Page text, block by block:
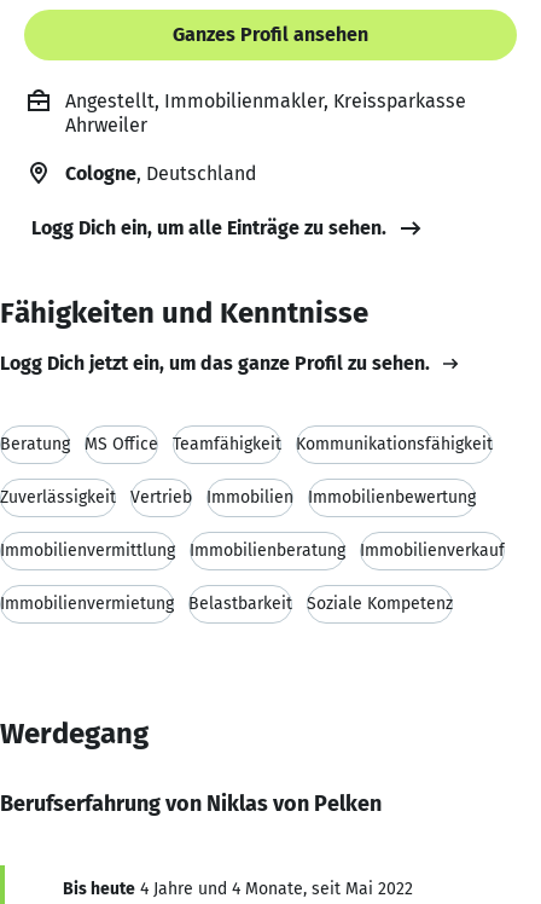
Ganzes Profil ansehen
Angestellt, Immobilienmakler, Kreissparkasse
Ahrweiler
Cologne, Deutschland
Logg Dich ein, um alle Einträge zu sehen.
Fähigkeiten und Kenntnisse
Logg Dich jetzt ein, um das ganze Profil zu sehen.
Beratung MS Office Teamfähigkeit Kommunikationsfähigkeit
Zuverlässigkeit Vertrieb Immobilien Immobilienbewertung
Immobilienvermittlung Immobilienberatung Immobilienverkauf
Immobilienvermietung Belastbarkeit Soziale Kompetenz
Werdegang
Berufserfahrung von Niklas von Pelken
Bis heute 4 Jahre und 4 Monate, seit Mai 2022